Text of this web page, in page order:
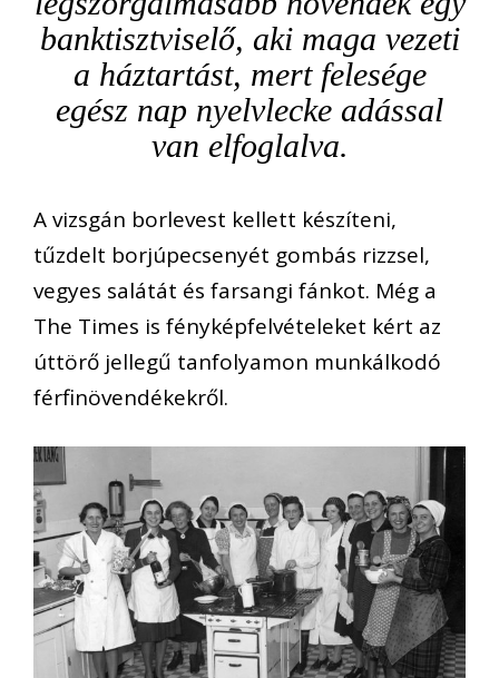
banktisztviselő, aki maga vezeti
a háztartást, mert felesége
egész nap nyelvlecke adással
van elfoglalva.
A vizsgán borlevest kellett készíteni,
tűzdelt borjúpecsenyét gombás rizzsel,
vegyes salátát és farsangi fánkot. Még a
The Times is fényképfelvételeket kért az
úttörő jellegű tanfolyamon munkálkodó
férfinövendékekről.